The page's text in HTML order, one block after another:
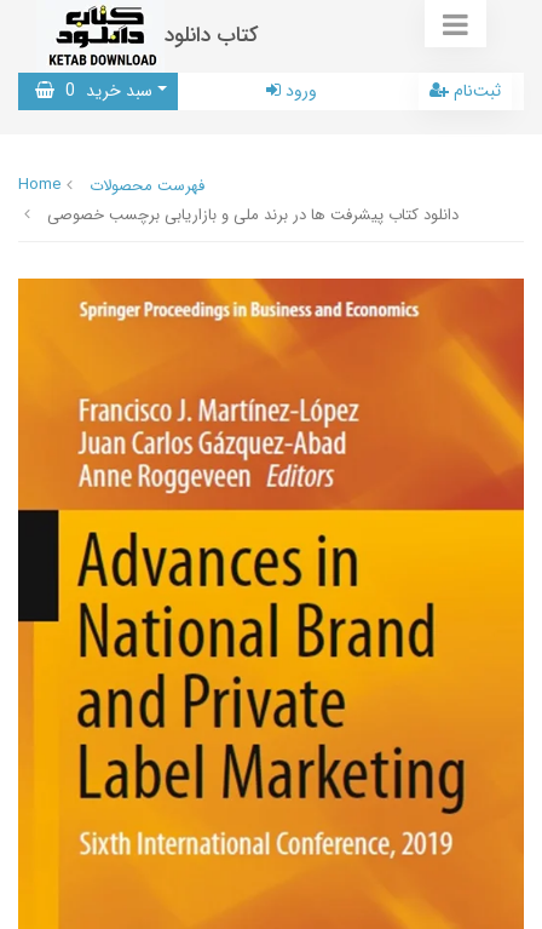
کتاب دانلود
سبد خرید 0 ورود ثبت‌نام
Home
فهرست محصولات
دانلود کتاب پیشرفت ها در برند ملی و بازاریابی برچسب خصوصی